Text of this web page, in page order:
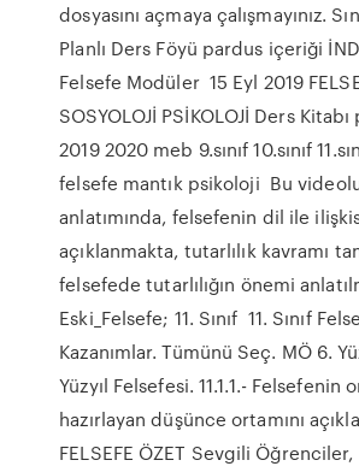
dosyasını açmaya çalışmayınız.
Planlı Ders Föyü pardus içeriği
Felsefe Modüler 15 Eyl 2019
SOSYOLOJİ PSİKOLOJİ Ders
2019 2020 meb 9.sınıf 10.sınıf
felsefe mantık psikoloji Bu
anlatımında, felsefenin dil ile
açıklanmakta, tutarlılık kavramı
felsefede tutarlılığın önemi
Eski_Felsefe; 11. Sınıf 11. Sınıf
Kazanımlar. Tümünü Seç. MÖ 6.
Yüzyıl Felsefesi. 11.1.1.- Felsefenin
hazırlayan düşünce ortamını
FELSEFE ÖZET Sevgili